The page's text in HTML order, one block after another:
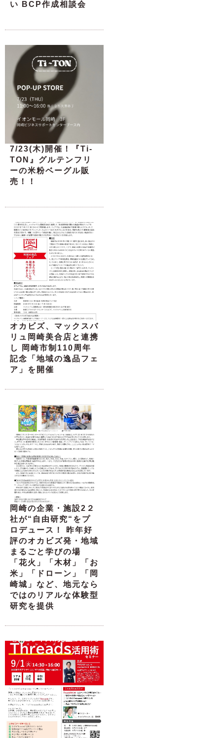
い BCP作成相談会
7/23(木)開催！『Ti-
TON』グルテンフリ
ーの米粉ベーグル販
売！！
オカビズ、マックスバ
リュ岡崎美合店と連携
し 岡崎市制110周年
記念「地域の逸品フェ
ア」を開催
岡崎の企業・施設2２
社が“自由研究“をプ
ロデュース！ 昨年好
評のオカビズ発・地域
まるごと学びの場
「花火」「木材」「お
米」「ドローン」「岡
崎城」など、地元なら
ではのリアルな体験型
研究を提供